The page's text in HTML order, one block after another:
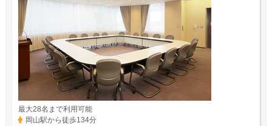
最大28名まで利用可能
岡山駅から徒歩134分